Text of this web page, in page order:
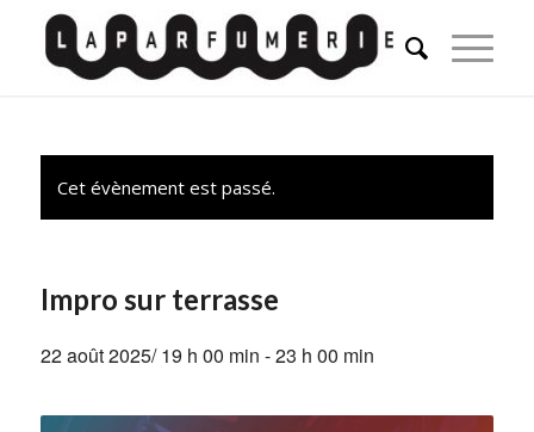
Cet évènement est passé.
Impro sur terrasse
22 août 2025/ 19 h 00 min -23 h 00 min